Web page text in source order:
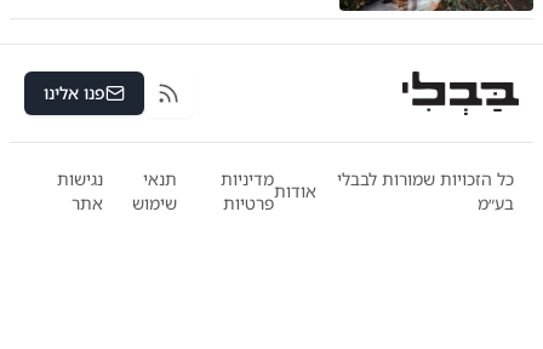
RSS פנו אלינו
כל הזכויות שמורות לבבלי
בע״מ
אודות
מדיניות
פרטיות
תנאי
שימוש
נגישות
אתר